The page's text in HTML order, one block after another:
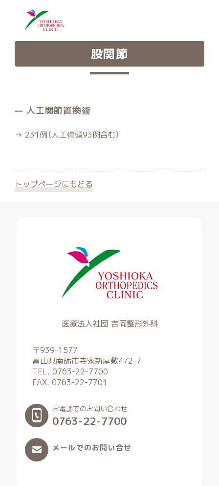
股関節
人工関節置換術
→ 231例（人工骨頭93例含む）
トップページにもどる
医療法人社団 吉岡整形外科
〒939-1577
富山県南砺市寺家新屋敷472-7
TEL. 0763-22-7700
FAX. 0763-22-7701
お電話でのお問い合わせ
0763-22-7700
メールでのお問い合せ